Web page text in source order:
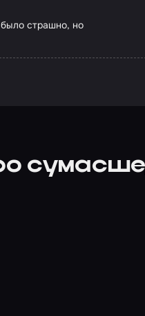
страшно, но